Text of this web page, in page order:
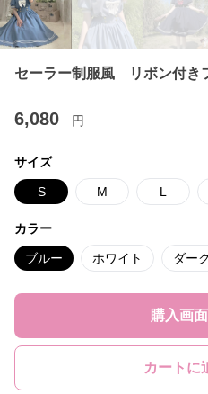
セーラー制服風 リボン付き
6,080 円
サイズ
S M L
カラー
ブルー ホワイト ダー
購入画
カートに